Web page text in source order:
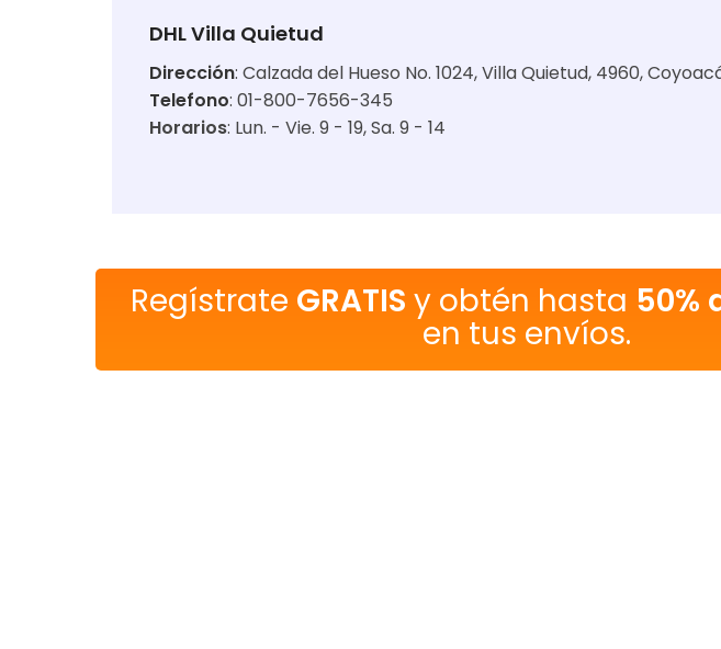
DHL Villa Quietud
Dirección: Calzada del Hueso No. 1024, Villa Quietud, 4960,
Telefono: 01-800-7656-345
Horarios: Lun. - Vie. 9 - 19 Sa. 9 - 14
Regístrate GRATIS y obtén hasta 50%
en tus envíos.